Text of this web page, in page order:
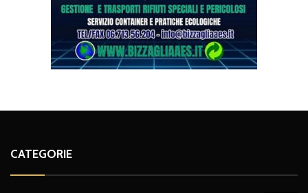
CATEGORIE